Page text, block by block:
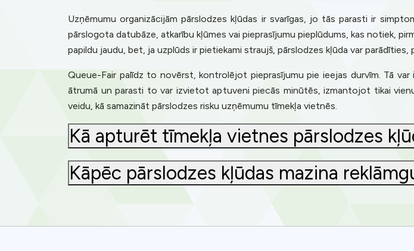
Uzņēmumu organizācijām pārslodzes kļūdas ir svarīgas, jo tās parasti ir
pārslogota datubāze, atkarību kļūmes vai pieprasījumu pieplūdums, kas notiek,
papildu jaudu, bet, ja uzplūds ir pietiekami straujš, pārslodzes kļūda var parādīties,
Queue-Fair palīdz to novērst, kontrolējot pieprasījumu pie ieejas durvīm. Tā
ātrumā un parasti to var izvietot aptuveni piecās minūtēs, izmantojot tikai
veidu, kā samazināt pārslodzes risku uzņēmumu tīmekļa vietnēs.
Kā apturēt tīmekļa vietnes pārslodzes
Kāpēc pārslodzes kļūdas mazina